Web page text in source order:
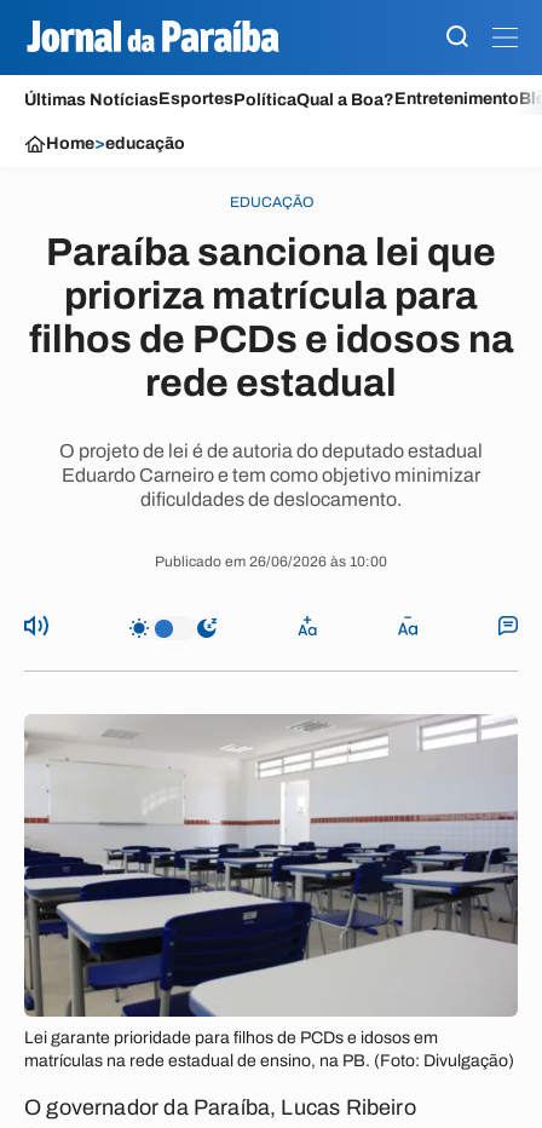
Últimas NotíciasEsportesPolíticaQual a Boa?Entretenimento
Home>educação
EDUCAÇÃO
Paraíba sanciona lei que
prioriza matrícula para
filhos de PCDs e idosos na
rede estadual
O projeto de lei é de autoria do deputado estadual
Eduardo Carneiro e tem como objetivo minimizar
dificuldades de deslocamento.
Publicado em 26/06/2026 às 10:00
Lei garante prioridade para filhos de PCDs e idosos em
matrículas na rede estadual de ensino, na PB. (Foto: Divulgação)
O governador da Paraíba, Lucas Ribeiro